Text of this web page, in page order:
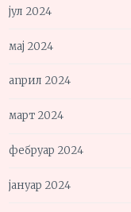
јул 2024
мај 2024
април 2024
март 2024
фебруар 2024
јануар 2024